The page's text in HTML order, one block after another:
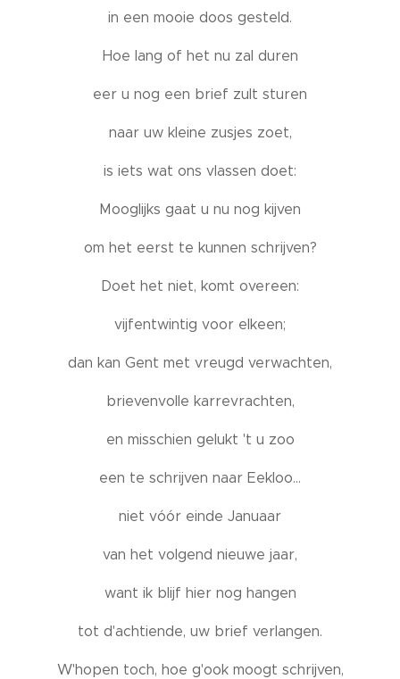
in een mooie doos gesteld.
Hoe lang of het nu zal duren
eer u nog een brief zult sturen
naar uw kleine zusjes zoet,
is iets wat ons vlassen doet:
Mooglijks gaat u nu nog kijven
om het eerst te kunnen schrijven?
Doet het niet, komt overeen:
vijfentwintig voor elkeen;
dan kan Gent met vreugd verwachten,
brievenvolle karrevrachten,
en misschien gelukt 't u zoo
een te schrijven naar Eekloo...
niet vóór einde Januaar
van het volgend nieuwe jaar,
want ik blijf hier nog hangen
tot d'achtiende, uw brief verlangen.
W'hopen toch, hoe g'ook moogt schrijven,